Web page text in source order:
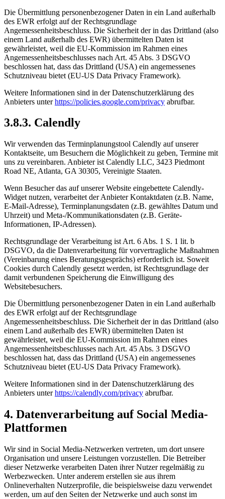
Die Übermittlung personenbezogener Daten in ein Land außerhalb
des EWR erfolgt auf der Rechtsgrundlage
Angemessenheitsbeschluss. Die Sicherheit der in das Drittland (also
einem Land außerhalb des EWR) übermittelten Daten ist
gewährleistet, weil die EU-Kommission im Rahmen eines
Angemessenheitsbeschlusses nach Art. 45 Abs. 3 DSGVO
beschlossen hat, dass das Drittland (USA) ein angemessenes
Schutzniveau bietet (EU-US Data Privacy Framework).
Weitere Informationen sind in der Datenschutzerklärung des
Anbieters unterhttps://policies.google.com/privacy abrufbar.
3.8.3. Calendly
Wir verwenden das Terminplanungstool Calendly auf unserer
Kontaktseite, um Besuchern die Möglichkeit zu geben, Termine mit
uns zu vereinbaren. Anbieter ist Calendly LLC, 3423 Piedmont
Road NE, Atlanta, GA 30305, Vereinigte Staaten.
Wenn Besucher das auf unserer Website eingebettete Calendly-
Widget nutzen, verarbeitet der Anbieter Kontaktdaten (z.B. Name,
E-Mail-Adresse), Terminplanungsdaten (z.B. gewähltes Datum und
Uhrzeit) und Meta-/Kommunikationsdaten (z.B. Geräte-
Informationen, IP-Adressen).
Rechtsgrundlage der Verarbeitung ist Art. 6 Abs. 1 S. 1 lit. b
DSGVO, da die Datenverarbeitung für vorvertragliche Maßnahmen
(Vereinbarung eines Beratungsgesprächs) erforderlich ist. Soweit
Cookies durch Calendly gesetzt werden, ist Rechtsgrundlage der
damit verbundenen Speicherung die Einwilligung des
Websitebesuchers.
Die Übermittlung personenbezogener Daten in ein Land außerhalb
des EWR erfolgt auf der Rechtsgrundlage
Angemessenheitsbeschluss. Die Sicherheit der in das Drittland (also
einem Land außerhalb des EWR) übermittelten Daten ist
gewährleistet, weil die EU-Kommission im Rahmen eines
Angemessenheitsbeschlusses nach Art. 45 Abs. 3 DSGVO
beschlossen hat, dass das Drittland (USA) ein angemessenes
Schutzniveau bietet (EU-US Data Privacy Framework).
Weitere Informationen sind in der Datenschutzerklärung des
Anbieters unterhttps://calendly.com/privacy abrufbar.
4. Datenverarbeitung auf Social Media-
Plattformen
Wir sind in Social Media-Netzwerken vertreten, um dort unsere
Organisation und unsere Leistungen vorzustellen. Die Betreiber
dieser Netzwerke verarbeiten Daten ihrer Nutzer regelmäßig zu
Werbezwecken. Unter anderem erstellen sie aus ihrem
Onlineverhalten Nutzerprofile, die beispielsweise dazu verwendet
werden, um auf den Seiten der Netzwerke und auch sonst im